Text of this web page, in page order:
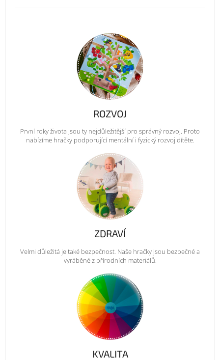
ROZVOJ
První roky života jsou ty nejdůležitější pro správný rozvoj. Proto
nabízíme hračky podporující mentální i fyzický rozvoj dítěte.
ZDRAVÍ
Velmi důležitá je také bezpečnost. Naše hračky jsou bezpečné a
vyráběné z přírodních materiálů.
KVALITA